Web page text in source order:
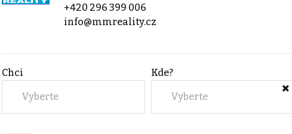
+420 296 399 006
info@mmreality.cz
Chci
Vyberte
Kde?
Vyberte